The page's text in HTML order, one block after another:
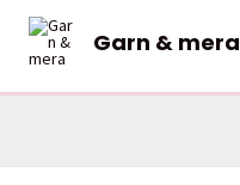
Hoppa
innehåll
Garn & mera